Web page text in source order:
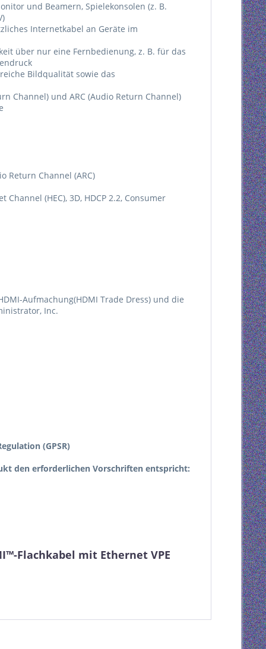
und Beamern, Spielekonsolen (z. B.
Internetkabel an Geräte im
über nur eine Fernbedienung, z. B. für das
Bildqualität sowie das
Channel) und ARC (Audio Return Channel)
Return Channel (ARC)
(HEC), 3D, HDCP 2.2, Consumer
Aufmachung(HDMI Trade Dress) und die
Inc.
(GPSR)
den erforderlichen Vorschriften entspricht:
Flachkabel mit Ethernet VPE